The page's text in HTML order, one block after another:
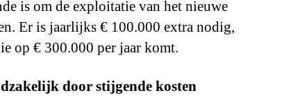
is om de exploitatie van het nieuwe
Er is jaarlijks € 100.000 extra nodig,
op € 300.000 per jaar komt.
door stijgende kosten